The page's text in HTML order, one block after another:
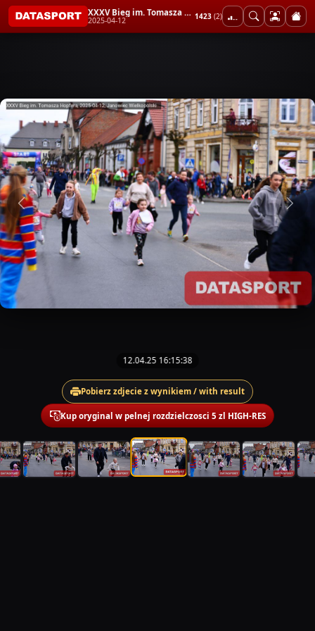
XXXV Bieg im. Tomasza Hopfera
2025-04-12 1423 (2)
12.04.25 16:15:38
Pobierz zdjecie z wynikiem / with result
Kup oryginal w pelnej rozdzielczosci 5 zl HIGH-RES